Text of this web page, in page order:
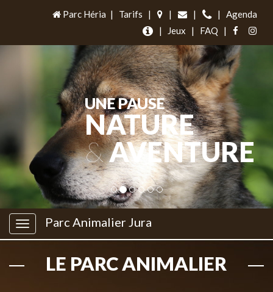
Parc Héria | Tarifs | | | |
Agenda
|
Jeux | FAQ |
UNE PAUSE
NATURE
&AVENTURE
Parc Animalier Jura
LE PARC ANIMALIER